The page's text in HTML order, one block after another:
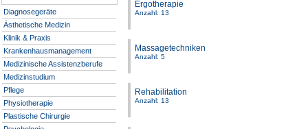
Diagnosegeräte
Ästhetische Medizin
Klinik & Praxis
Krankenhausmanagement
Medizinische Assistenzberufe
Medizinstudium
Pflege
Physiotherapie
Plastische Chirurgie
Ergotherapie
Anzahl: 13
Massagetechniken
Anzahl: 5
Rehabilitation
Anzahl: 13